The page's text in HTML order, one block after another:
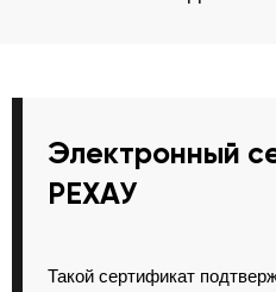
Электронный
РЕХАУ
Такой сертификат